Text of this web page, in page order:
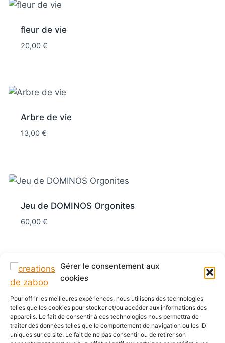
Gérer le consentement aux
cookies
Pour offrir les meilleures expériences, nous utilisons des technologies
telles que les cookies pour stocker et/ou accéder aux informations des
appareils. Le fait de consentir à ces technologies nous permettra de
traiter des données telles que le comportement de navigation ou les ID
uniques sur ce site. Le fait de ne pas consentir ou de retirer son
fleur de vie
20,00€
Arbre de vie
13,00€
Jeu de DOMINOS Orgonites
60,00€
Orgonite forme de SPHÈRE 10CM
80,00€